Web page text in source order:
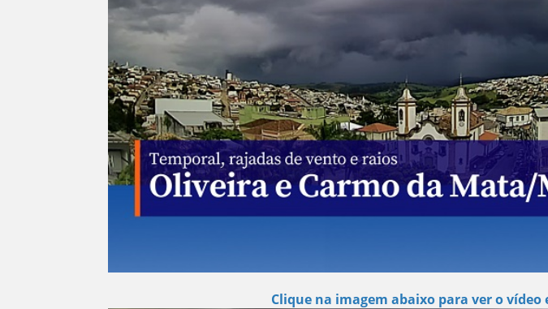
Clique na imagem abaixo para ver o vídeo